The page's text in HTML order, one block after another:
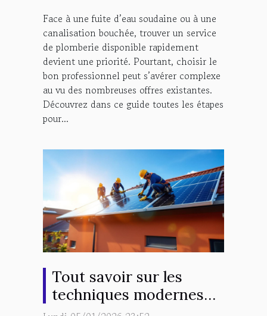
Face à une fuite d’eau soudaine ou à une
canalisation bouchée, trouver un service
de plomberie disponible rapidement
devient une priorité. Pourtant, choisir le
bon professionnel peut s’avérer complexe
au vu des nombreuses offres existantes.
Découvrez dans ce guide toutes les étapes
pour...
Tout savoir sur les
techniques modernes